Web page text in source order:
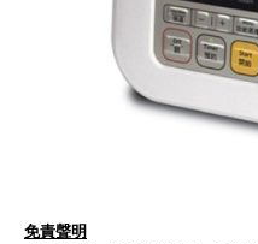
免責聲明